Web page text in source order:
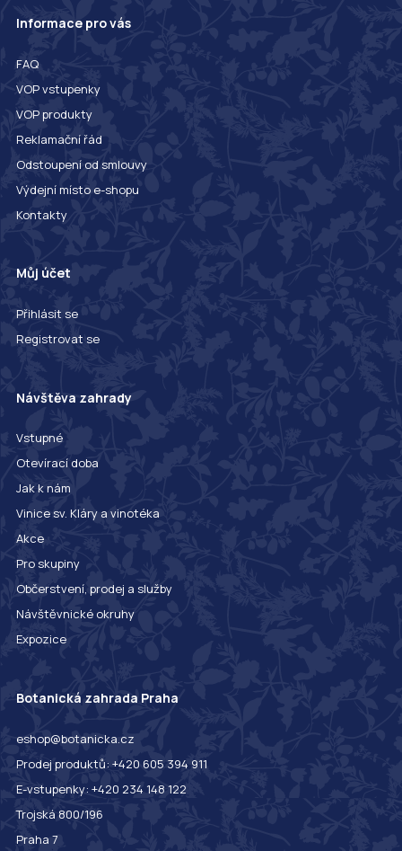
Informace pro vás
FAQ
VOP vstupenky
VOP produkty
Reklamační řád
Odstoupení od smlouvy
Výdejní místo e-shopu
Kontakty
Můj účet
Přihlásit se
Registrovat se
Návštěva zahrady
Vstupné
Otevírací doba
Jak k nám
Vinice sv. Kláry a vinotéka
Akce
Pro skupiny
Občerstvení, prodej a služby
Návštěvnické okruhy
Expozice
Botanická zahrada Praha
eshop@botanicka.cz
Prodej produktů: +420 605 394 911
E-vstupenky: +420 234 148 122
Trojská 800/196
Praha 7